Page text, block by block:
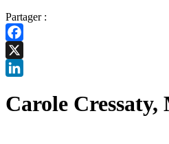
Partager :
Facebook
X
Carole Cressaty,